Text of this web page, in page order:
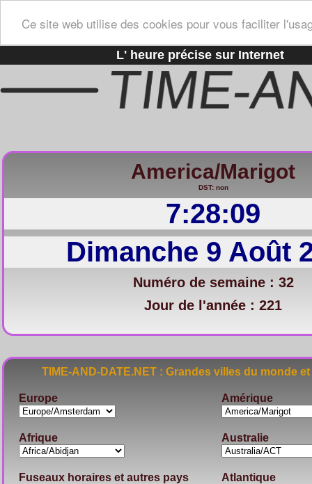
Ce site web utilise des cookies pour vous faciliter
L' heure précise sur Internet
America/Marigot
DST: non
7:28:10
Dimanche 9 Août
Numéro de semaine : 32
Jour de l'année : 221
TIME-AND-DATE.NET : Grandes villes du
Europe Amérique
Afrique Australie
Fuseaux horaires et autres pays Atlantique